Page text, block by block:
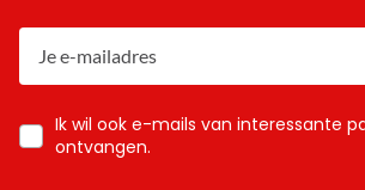
Ik wil ook e-mails van interessante
ontvangen.